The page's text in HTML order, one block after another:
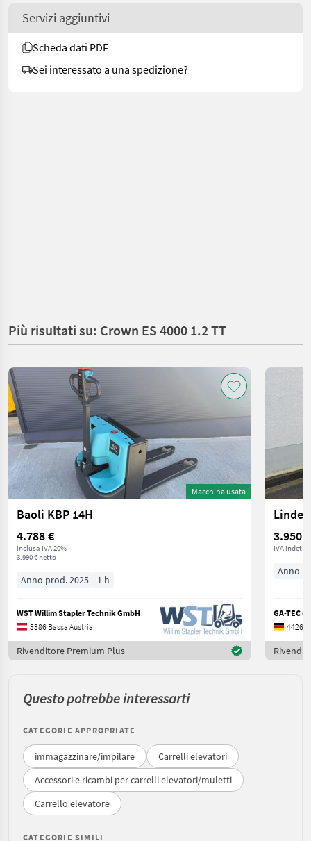
Servizi aggiuntivi
Scheda dati PDF
Sei interessato a una spedizione?
Più risultati su: Crown ES 4000 1.2 TT
Macchina usata
Baoli KBP 14H
4.788 €
inclusa IVA 20%
3.990 € netto
Anno prod. 2025 1 h
WST Willim Stapler Technik GmbH
3386 Bassa Austria
Rivenditore Premium Plus
Linde
3.950 €
IVA
Anno
GA-TEC
Questo potrebbe interessarti
CATEGORIE APPROPRIATE
immagazzinare/impilare
Carrelli elevatori
Accessori e ricambi per carrelli elevatori/muletti
Carrello elevatore
CATEGORIE SIMILI